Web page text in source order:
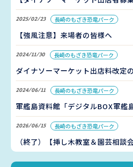
2025/02/23 長崎のもざき恐竜パーク
【強風注意】来場者の皆様へ
2024/11/30 長崎のもざき恐竜パーク
ダイナソーマーケット出店料改定
2024/06/11 長崎のもざき恐竜パーク
軍艦島資料館「デジタルBOX軍
2026/06/15 長崎のもざき恐竜パーク
（終了）【挿し木教室＆園芸相